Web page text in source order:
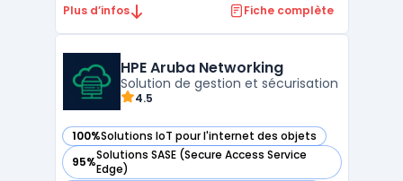
Ses logiciels d'entreprise sont conçus pour
infrastructures IT. Les produits Dell incluent
des serveurs, de ...
Plus d’infos Fiche complète
HPE Aruba Networking
Solution de gestion et sécurisation
4.5
100%Solutions IoT pour l'internet des objets
— voir HPE Aruba Networking dans cette catégorie
95%Solutions SASE (Secure Access Service
Edge)
— voir HPE Aruba Networking dans cette catégorie